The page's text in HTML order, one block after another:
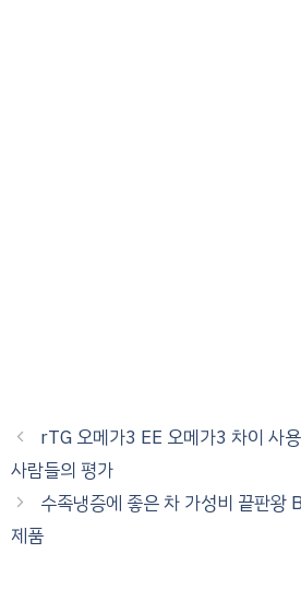
rTG 오메가3 EE 오메가3 차이 사
사람들의 평가
수족냉증에 좋은 차 가성비 끝판왕
제품